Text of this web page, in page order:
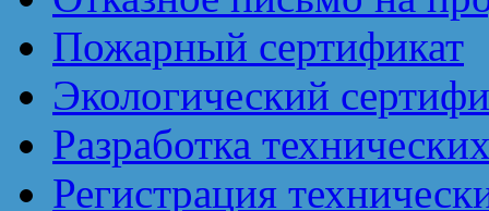
Пожарный сертификат
Экологический
Разработка
Регистрация